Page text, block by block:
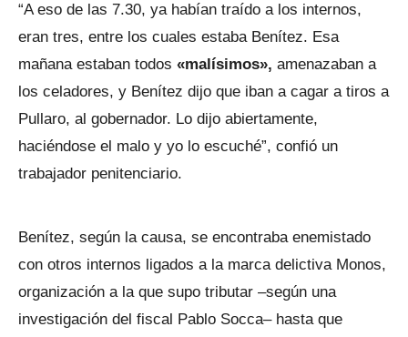
“A eso de las 7.30, ya habían traído a los internos,
eran tres, entre los cuales estaba Benítez. Esa
mañana estaban todos «malísimos», amenazaban a
los celadores, y Benítez dijo que iban a cagar a tiros a
Pullaro, al gobernador. Lo dijo abiertamente,
haciéndose el malo y yo lo escuché”, confió un
trabajador penitenciario.
Benítez, según la causa, se encontraba enemistado
con otros internos ligados a la marca delictiva Monos,
organización a la que supo tributar –según una
investigación del fiscal Pablo Socca– hasta que